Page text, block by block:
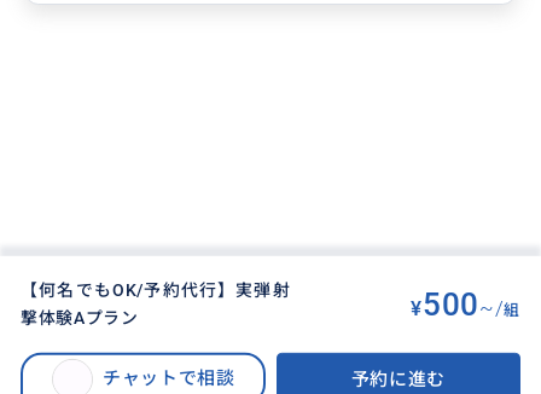
【何名でもOK/予約代行】実弾射
撃体験Aプラン
¥500~/組
チャットで相談 予約に進む
初心者でも体験できる👍セブ島実弾射撃体験🔫日本でできない海外ならでは
の体験をぜひ✨【当日待ち時間なし】